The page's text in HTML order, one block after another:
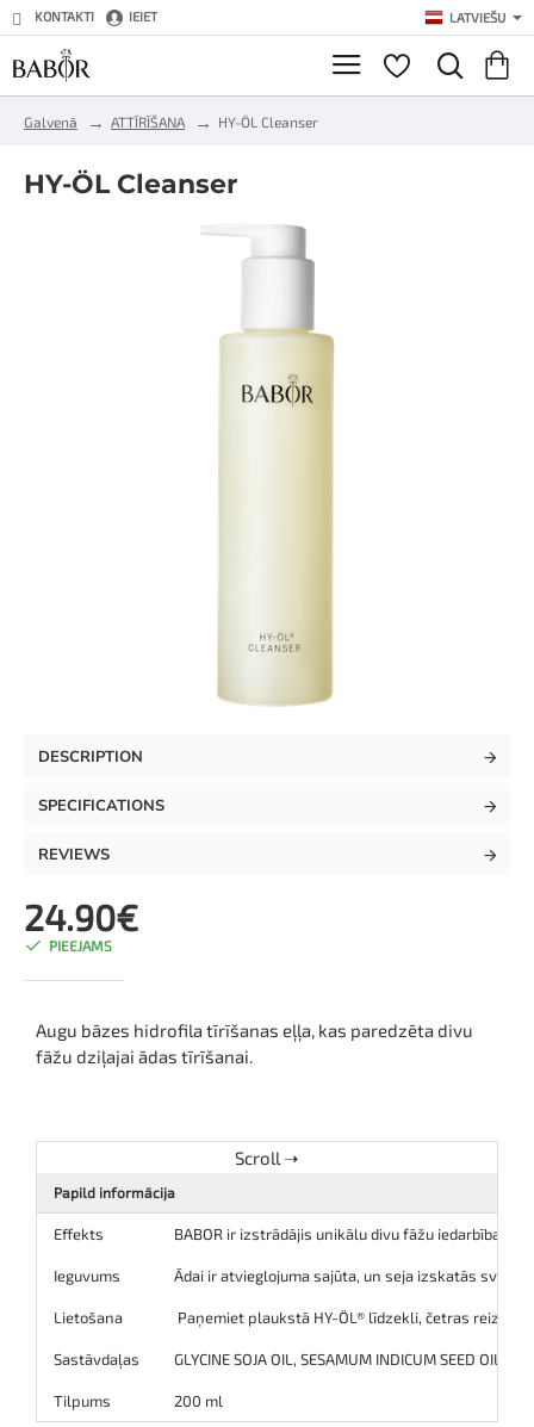
KONTAKTI IEIET LATVIEŠU
Galvenā
e
ATTĪRĪŠANA HY-ÖL Cleanser
HY-ÖL Cleanser
DESCRIPTION
SPECIFICATIONS
REVIEWS
24.90€
PIEEJAMS
Augu bāzes hidrofila tīrīšanas eļļa, kas paredzēta divu
fāžu dziļajai ādas tīrīšanai.
Papild informācija
Effekts BABOR ir izstrādājis unikālu divu fāžu iedarbības
Ieguvums Ādai ir atvieglojuma sajūta, un seja izskatās
Lietošana Paņemiet plaukstā HY-ÖL® līdzekli, četras reizes
Sastāvdaļas GLYCINE SOJA OIL, SESAMUM INDICUM SEED OIL,
Tilpums 200 ml